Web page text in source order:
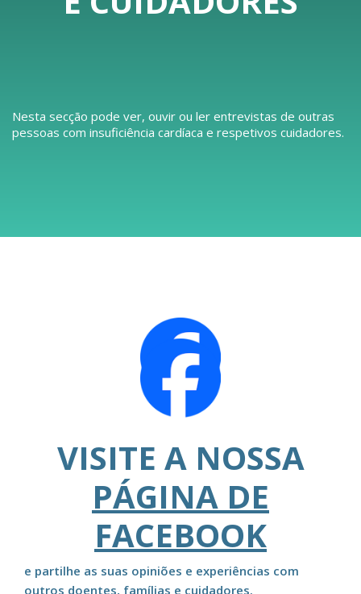
Nesta secção pode ver, ouvir ou ler entrevistas de outras
pessoas com insuficiência cardíaca e respetivos cuidadores.
VISITE A NOSSA
PÁGINA DE
FACEBOOK
e partilhe as suas opiniões e experiências com
outros doentes, famílias e cuidadores.